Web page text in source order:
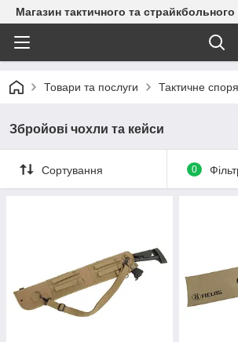
Магазин тактичного та
Товари та послуги Тактичне
Збройові чохли та кейси
Сортування 0